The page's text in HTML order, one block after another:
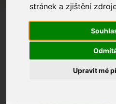
stránek a zjištění
Upravit mé